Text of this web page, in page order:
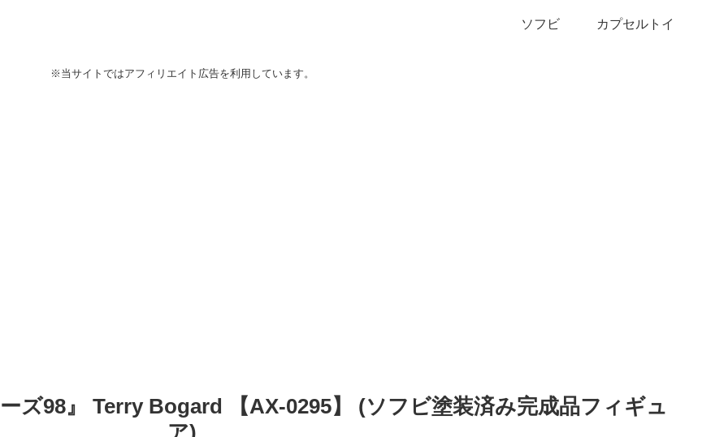
ソフビ カプセルトイ
※当サイトではアフィリエイト広告を利用しています。
ズ98』 Terry Bogard 【AX-0295】 (ソフビ塗装済み完成品フィギュ
ア)